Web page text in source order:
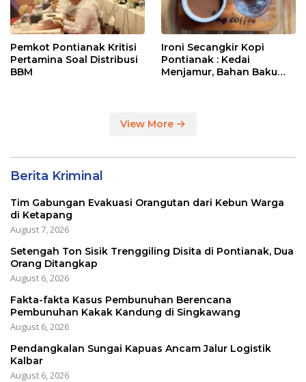
Pemkot Pontianak Kritisi
Pertamina Soal Distribusi
BBM
Ironi Secangkir Kopi
Pontianak : Kedai
Menjamur, Bahan Baku
View More
Berita Kriminal
Tim Gabungan Evakuasi Orangutan dari Kebun Warga
di Ketapang
August 7, 2026
Setengah Ton Sisik Trenggiling Disita di Pontianak, Dua
Orang Ditangkap
August 6, 2026
Fakta-fakta Kasus Pembunuhan Berencana
Pembunuhan Kakak Kandung di Singkawang
August 6, 2026
Pendangkalan Sungai Kapuas Ancam Jalur Logistik
Kalbar
August 6, 2026